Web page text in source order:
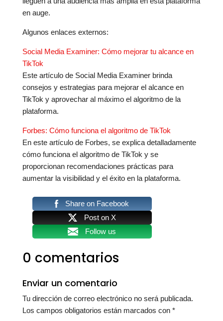
en auge.
Algunos enlaces externos:
Social Media Examiner: Cómo mejorar tu alcance en
TikTok
Este artículo de Social Media Examiner brinda
consejos y estrategias para mejorar el alcance en
TikTok y aprovechar al máximo el algoritmo de la
plataforma.
Forbes: Cómo funciona el algoritmo de TikTok
En este artículo de Forbes, se explica detalladamente
cómo funciona el algoritmo de TikTok y se
proporcionan recomendaciones prácticas para
aumentar la visibilidad y el éxito en la plataforma.
Share on Facebook
Post on X
Follow us
0 comentarios
Enviar un comentario
Tu dirección de correo electrónico no será publicada.
Los campos obligatorios están marcados con *